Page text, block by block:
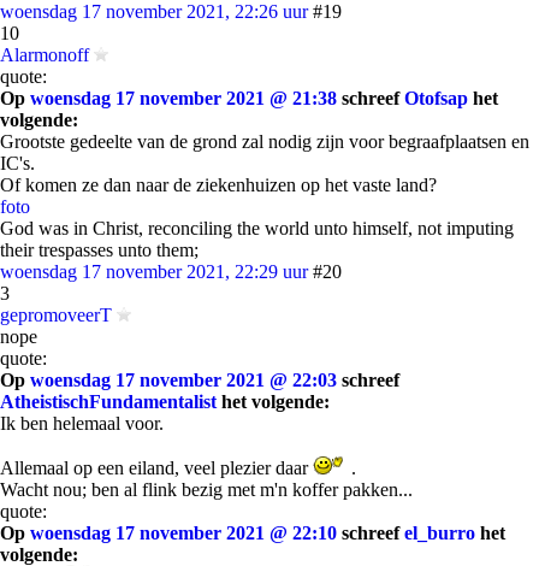
woensdag 17 november 2021, 22:26 uur #19
10
Alarmonoff
quote:
Op woensdag 17 november 2021 @ 21:38 schreefOtofsap het
volgende:
Grootste gedeelte van de grond zal nodig zijn voor begraafplaatsen en
IC's.
Of komen ze dan naar de ziekenhuizen op het vaste land?
foto
God was in Christ, reconciling the world unto himself, not imputing
their trespasses unto them;
woensdag 17 november 2021, 22:29 uur #20
3
gepromoveerT
nope
quote:
Op woensdag 17 november 2021 @ 22:03 schreef
AtheistischFundamentalist het volgende:
Ik ben helemaal voor.
Allemaal op een eiland, veel plezier daar
.
Wacht nou; ben al flink bezig met m'n koffer pakken...
quote:
Op woensdag 17 november 2021 @ 22:10 schreefel_burro het
volgende: